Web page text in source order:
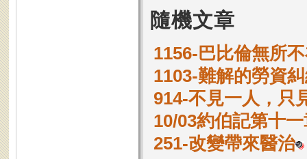
隨機文章
1156-巴比倫無所
1103-難解的勞資
914-不見一人，只
10/03約伯記第十
251-改變帶來醫治